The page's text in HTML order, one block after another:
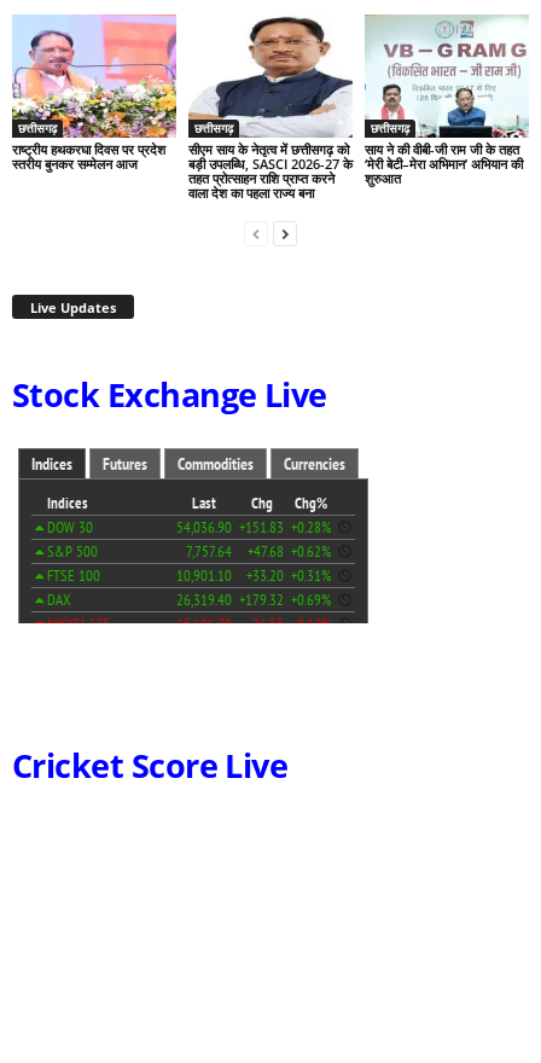
छत्तीसगढ़
राष्ट्रीय हथकरघा दिवस पर प्रदेश
स्तरीय बुनकर सम्मेलन आज
छत्तीसगढ़
सीएम साय के नेतृत्व में छत्तीसगढ़ को
बड़ी उपलब्धि, SASCI 2026-27 के
तहत प्रोत्साहन राशि प्राप्त करने
वाला देश का पहला राज्य बना
छत्तीसगढ़
साय ने की वीबी-जी राम जी के तहत
‘मेरी बेटी–मेरा अभिमान’ अभियान की
शुरुआत
Live Updates
Stock Exchange Live
Cricket Score Live